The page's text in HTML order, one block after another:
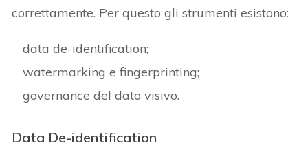
correttamente. Per questo gli strumenti esistono:
data de-identification;
watermarking e fingerprinting;
governance del dato visivo.
Data De-identification